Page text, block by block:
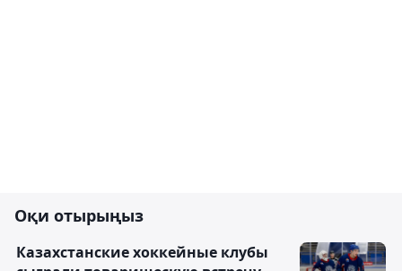
Оқи отырыңыз
Казахстанские хоккейные клубы